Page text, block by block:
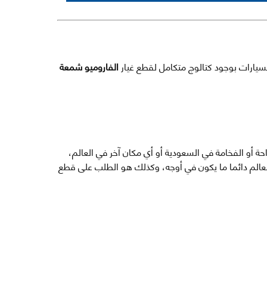
بوجود كتالوج متكامل لقطع غيار الفاروميو شمعة
أو الفخامة في السعودية أو أي مكان آخر في العالم،
دائما ما يكون في أوجه، وكذلك هو الطلب على قطع